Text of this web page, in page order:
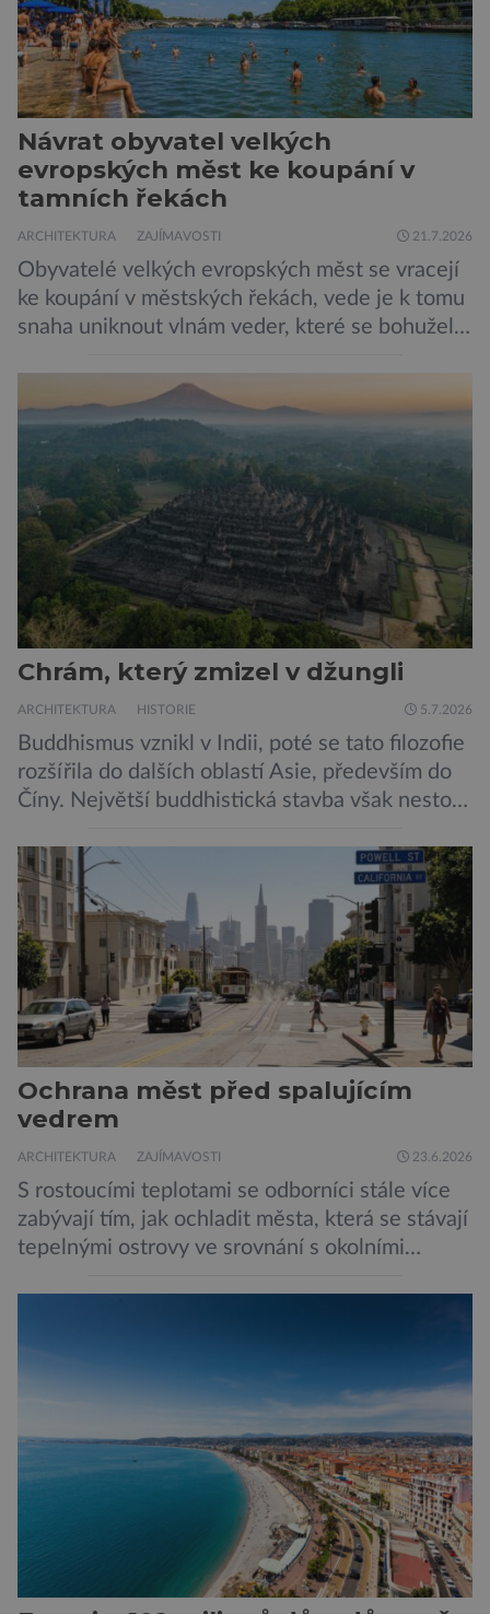
Návrat obyvatel velkých
evropských měst ke koupání v
tamních řekách
ARCHITEKTURA ZAJÍMAVOSTI 21.7.2026
Obyvatelé velkých evropských měst se vracejí
ke koupání v městských řekách, vede je k tomu
snaha uniknout vlnám veder, které se bohužel
Evropanů. Představitelé měst se snaží řeky
udržet vhodné ke koupání, což na řadě míst
není snadné… Až do začátku 20. století bylo
koupání v městských řekách běžnou […]
Chrám, který zmizel v džungli
ARCHITEKTURA HISTORIE 5.7.2026
Buddhismus vznikl v Indii, poté se tato filozofie
rozšířila do dalších oblastí Asie, především do
Číny. Největší buddhistická stavba však nestojí
impéria. Nalezneme jej na Jávě, exotickém
ostrově, který patří Indonésii Velkolepý chrám
zvaný Borobudur vznikl někdy kolem roku 800.
Historici odhadují, že práce na chrámu […]
Ochrana měst před spalujícím
vedrem
ARCHITEKTURA ZAJÍMAVOSTI 23.6.2026
S rostoucími teplotami se odborníci stále více
zabývají tím, jak ochladit města, která se stávají
tepelnými ostrovy ve srovnání s okolními
vozidly vypouštějícími výfukové plyny a